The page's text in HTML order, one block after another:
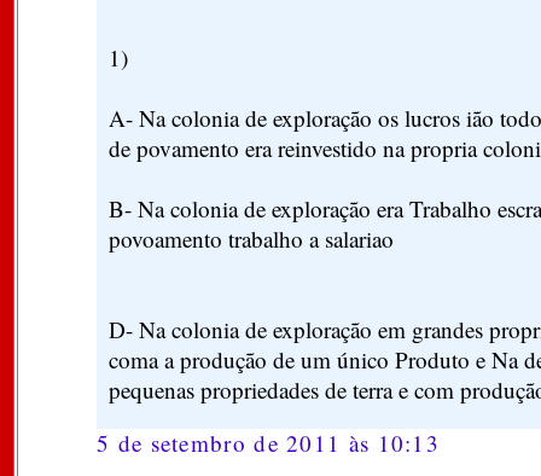
1)
A- Na colonia de exploração os lucros ião
de povamento era reinvestido na propria
B- Na colonia de exploração era Trabalho
povoamento trabalho a salariao
D- Na colonia de exploração em grandes
coma a produção de um único Produto e Na
pequenas propriedades de terra e com
5 de setembro de 2011 às 10:13